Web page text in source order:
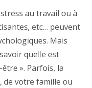
au travail ou à
etc… peuvent
Mais
quelle est
». Parfois, la
de votre famille ou